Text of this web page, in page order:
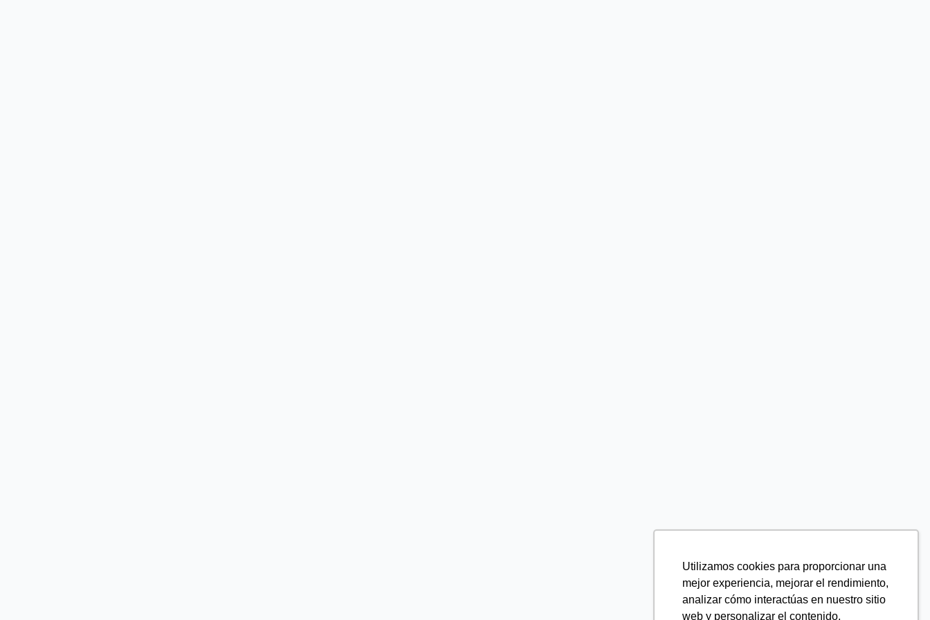
Utilizamos cookies para proporcionar una
mejor experiencia, mejorar el rendimiento,
analizar cómo interactúas en nuestro sitio
web y personalizar el contenido.